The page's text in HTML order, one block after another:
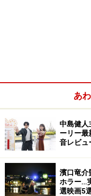
あ
中島健人
ーリー
音レビュ
濱口竜介
ホラー…
選映画5選